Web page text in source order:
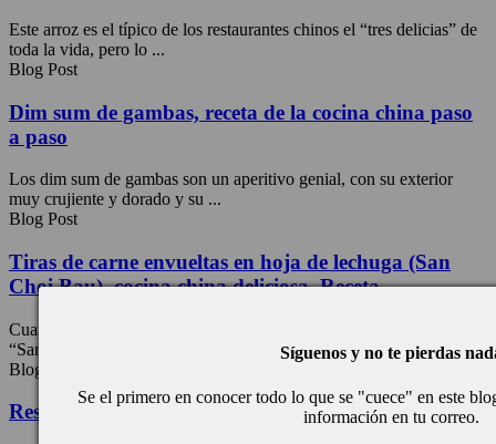
Este arroz es el típico de los restaurantes chinos el “tres delicias” de
toda la vida, pero lo ...
Blog Post
Dim sum de gambas, receta de la cocina china paso
a paso
Los dim sum de gambas son un aperitivo genial, con su exterior
muy crujiente y dorado y su ...
Blog Post
Tiras de carne envueltas en hoja de lechuga (San
Choi Bau), cocina china deliciosa. Receta
Cuando probemos la tiras de carne envueltas en hoja de lechuga
“San choi bau” nos vamos a encontrar con ...
Blog Post
Restaurante “Don Lay”: cocina china «Cantonesa»
Síguenos y no te pierdas
Se el primero en conocer todo lo que se "cuece" en este
información en tu correo.